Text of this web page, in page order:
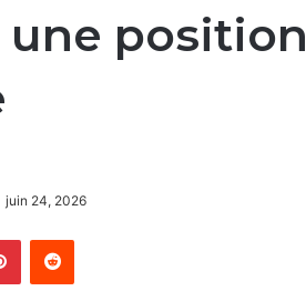
position
juin 24, 2026